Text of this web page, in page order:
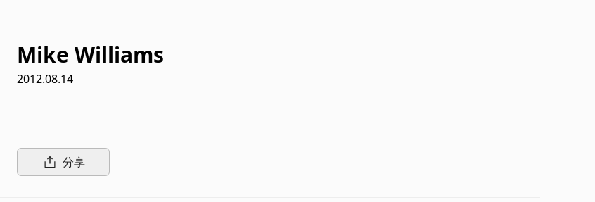
Mike Williams
2012.08.14
分享